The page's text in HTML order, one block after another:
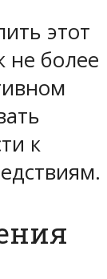
этот
не более
к